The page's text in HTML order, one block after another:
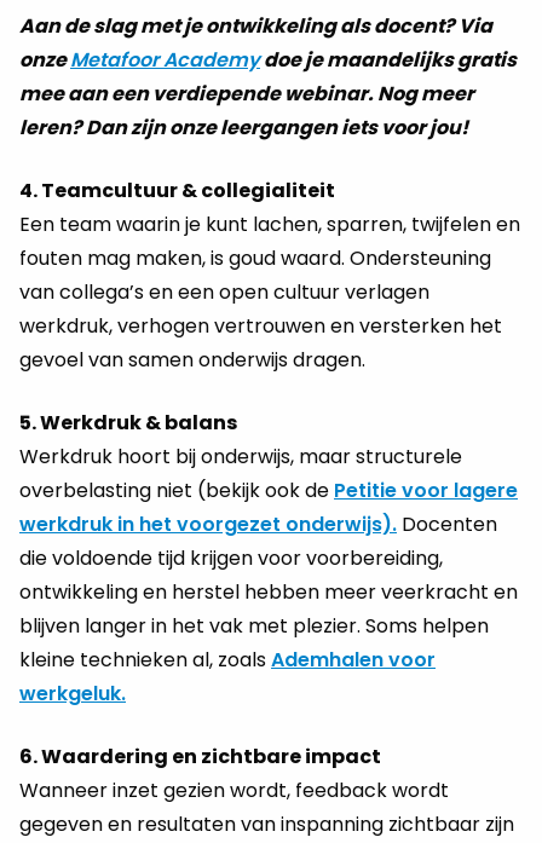
Aan de slag met je ontwikkeling als docent? Via
onzeMetafoor Academydoe je maandelijks gratis
mee aan een verdiepende webinar. Nog meer
leren? Dan zijn onze leergangen iets voor jou!
4. Teamcultuur & collegialiteit
Een team waarin je kunt lachen, sparren, twijfelen en
fouten mag maken, is goud waard. Ondersteuning
van collega’s en een open cultuur verlagen
werkdruk, verhogen vertrouwen en versterken het
gevoel van samen onderwijs dragen.
5. Werkdruk & balans
Werkdruk hoort bij onderwijs, maar structurele
overbelasting niet (bekijk ook de Petitie voor lagere
werkdruk in het voorgezet onderwijs). Docenten
die voldoende tijd krijgen voor voorbereiding,
ontwikkeling en herstel hebben meer veerkracht en
blijven langer in het vak met plezier. Soms helpen
kleine technieken al, zoalsAdemhalen voor
werkgeluk.
6. Waardering en zichtbare impact
Wanneer inzet gezien wordt, feedback wordt
gegeven en resultaten van inspanning zichtbaar zijn